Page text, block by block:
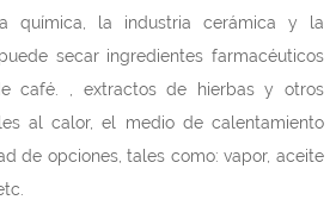
química, la industria cerámica y la
secar ingredientes farmacéuticos
café. , extractos de hierbas y otros
al calor, el medio de calentamiento
de opciones, tales como: vapor, aceite